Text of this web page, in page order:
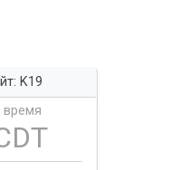
K19
время